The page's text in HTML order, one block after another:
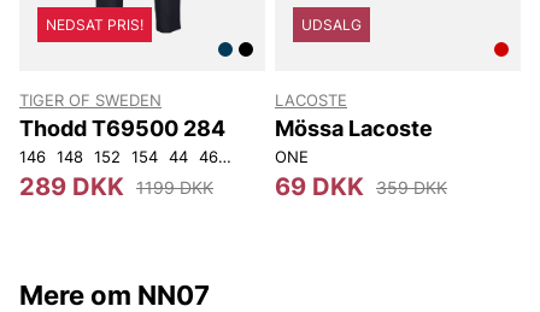
NEDSAT PRIS!
TIGER OF SWEDEN
Thodd T69500 284
146 148 152 154 44 46 48 50 52
289 DKK 1199 DKK
UDSALG
LACOSTE
Mössa Lacoste
ONE
69 DKK 359 DKK
Mere om NN07